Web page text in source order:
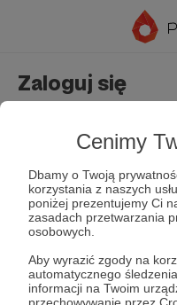
Cenimy
Dbamy o Twoją
korzystania z naszych
poniżej prezentujemy Ci
zasadach przetwarzania
osobowych.
Aby wyrazić zgody na
automatycznego
informacji na Twoim
przechowywanie przez
Zaloguj się
Zapamiętaj mnie